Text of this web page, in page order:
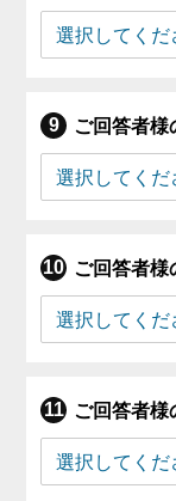
ご回答者様
ご回答者様
ご回答者様